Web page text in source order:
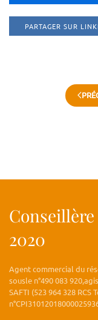
PARTAGER SUR
2020
Agent commercial du
sousle n°490 083
SAFTI (523 964 328